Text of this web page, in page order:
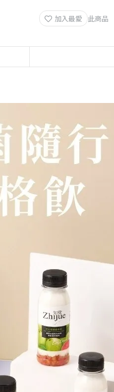
加入最愛 此商品